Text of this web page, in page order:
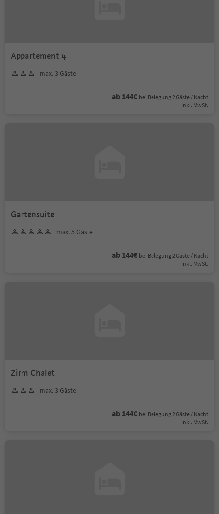
Appartement 4
max. 3 Gäste
ab 144€ bei Belegung 2 Gäste / Nacht
Inkl. MwSt.
Gartensuite
max. 5 Gäste
ab 144€ bei Belegung 2 Gäste / Nacht
Inkl. MwSt.
Zirm Chalet
max. 3 Gäste
ab 144€ bei Belegung 2 Gäste / Nacht
Inkl. MwSt.